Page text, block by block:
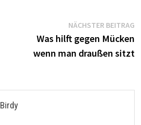
NÄCHSTER BEITRAG
Was hilft gegen Mücken
wenn man draußen sitzt
Birdy